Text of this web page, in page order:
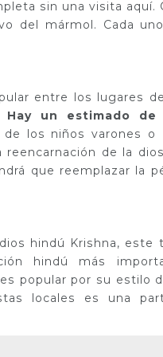
sin una visita aquí.
del mármol. Cada
entre los lugares
Hay un estimado de
los niños varones o
de la
que reemplazar la
hindú Krishna, este
hindú más
popular por su estilo
locales es una